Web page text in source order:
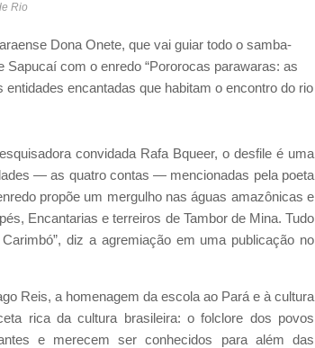
Rio
Dona Onete, que vai guiar todo o samba-
com o enredo “Pororocas parawaras: as
encantadas que habitam o encontro do rio
convidada Rafa Bqueer, o desfile é uma
— as quatro contas — mencionadas pela poeta
propõe um mergulho nas águas amazônicas e
Encantarias e terreiros de Tambor de Mina. Tudo
diz a agremiação em uma publicação no
Reis, a homenagem da escola ao Pará e à cultura
rica da cultura brasileira: o folclore dos povos
e merecem ser conhecidos para além das